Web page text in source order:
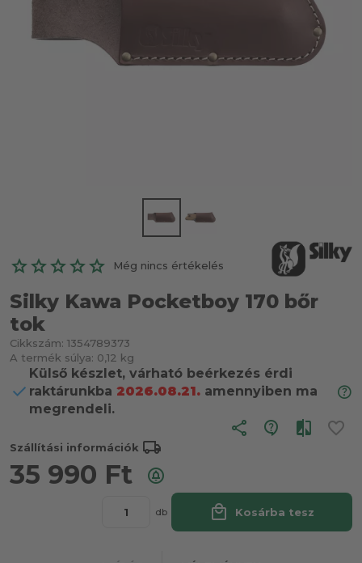
Még nincs értékelés
Silky Kawa Pocketboy 170 bőr
tok
Cikkszám: 1354789373
A termék súlya: 0,12 kg
Külső készlet, várható beérkezés érdi
raktárunkba 2026.08.21. amennyiben ma
megrendeli.
share
Szállítási információk local_shipping
35 990 Ft
db local_mall Kosárba tesz